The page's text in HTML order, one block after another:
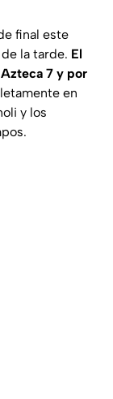
final este
la tarde. El
7 y por
en
y los